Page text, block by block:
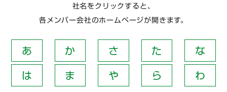
社名をクリックすると、
各メンバー会社のホームページが開きます。
あ か さ た な
は ま や ら わ